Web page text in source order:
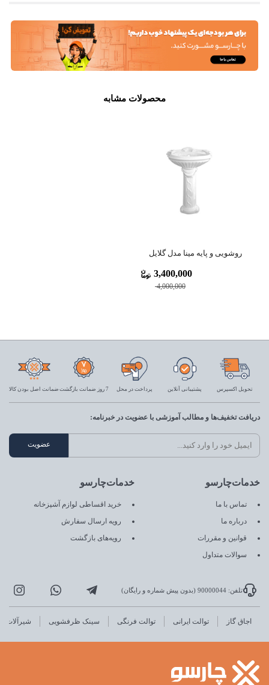
محصولات مشابه
روشویی و پایه مینا مدل گلایل
4,000,000
3,400,000
تحویل اکسپرس پشتیبانی آنلاین پرداخت در محل 7 روز ضمانت بازگشت ضمانت اصل بودن کالا
خدمات‌چارسو
تماس با ما
درباره ما
قوانین و مقررات
سوالات متداول
خدمات‌چارسو
خرید اقساطی لوازم آشپزخانه
رویه ارسال سفارش
رویه‌های بازگشت
دریافت تخفیف‌ها و مطالب آموزشی با عضویت در خبرنامه:
تلفن: 90000044 (بدون پیش شماره و رایگان)
اجاق گاز توالت ایرانی توالت فرنگی سینک ظرفشویی شیرآلات